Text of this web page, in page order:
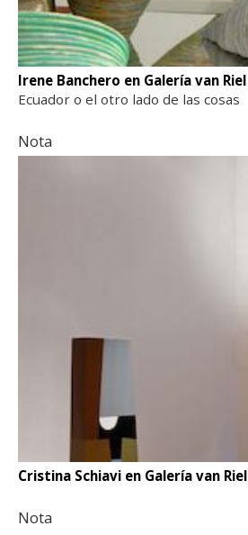
Irene Banchero en Galería van Riel
Ecuador o el otro lado de las cosas
Nota
Cristina Schiavi en Galería van Riel
Nota